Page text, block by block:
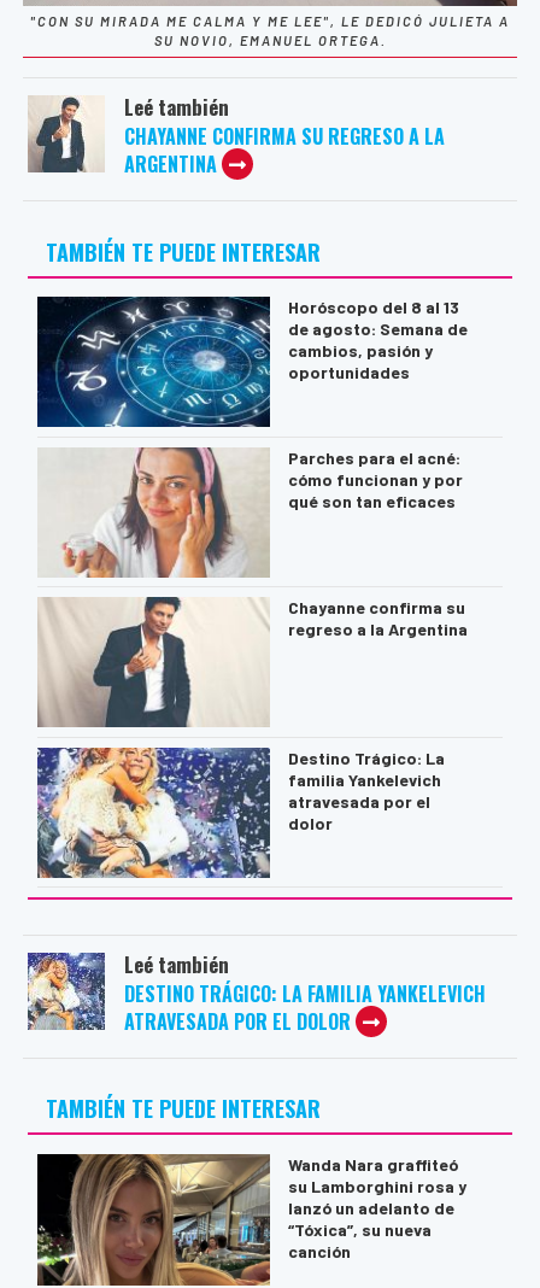
"CON SU MIRADA ME CALMA Y ME LEE", LE DEDICÓ JULIETA A
SU NOVIO, EMANUEL ORTEGA.
Leé también
CHAYANNE CONFIRMA SU REGRESO A LA
ARGENTINA
TAMBIÉN TE PUEDE INTERESAR
Horóscopo del 8 al 13
de agosto: Semana de
cambios, pasión y
oportunidades
Parches para el acné:
cómo funcionan y por
qué son tan eficaces
Chayanne confirma su
regreso a la Argentina
Destino Trágico: La
familia Yankelevich
atravesada por el
dolor
Leé también
DESTINO TRÁGICO: LA FAMILIA YANKELEVICH
ATRAVESADA POR EL DOLOR
TAMBIÉN TE PUEDE INTERESAR
Wanda Nara graffiteó
su Lamborghini rosa y
lanzó un adelanto de
“Tóxica”, su nueva
canción